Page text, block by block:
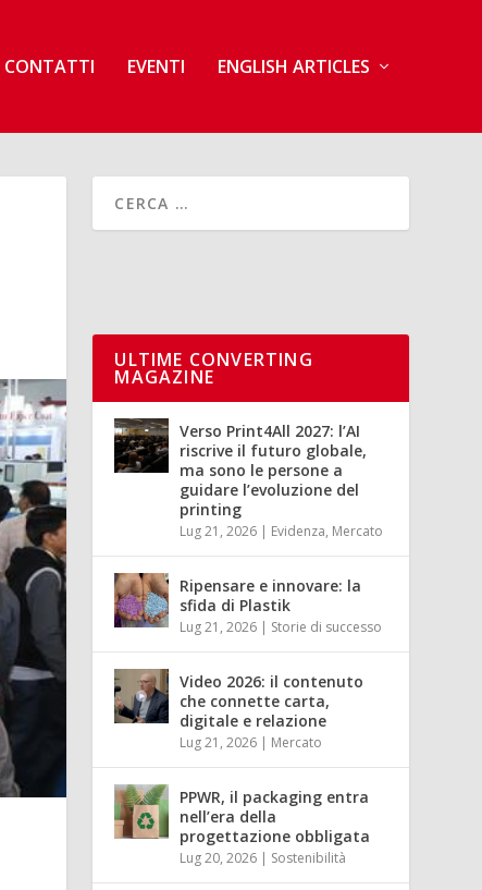
CONTATTI EVENTI ENGLISH ARTICLES
ULTIME CONVERTING
MAGAZINE
Verso Print4All 2027: l’AI
riscrive il futuro globale,
ma sono le persone a
guidare l’evoluzione del
printing
Lug 21, 2026 | Evidenza, Mercato
Ripensare e innovare: la
sfida di Plastik
Lug 21, 2026 | Storie di successo
Video 2026: il contenuto
che connette carta,
digitale e relazione
Lug 21, 2026 | Mercato
PPWR, il packaging entra
nell’era della
progettazione obbligata
Lug 20, 2026 | Sostenibilità